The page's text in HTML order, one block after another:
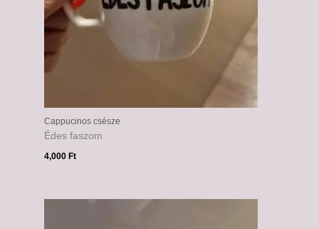
Cappucinos csésze
Édes faszom
4,000 Ft